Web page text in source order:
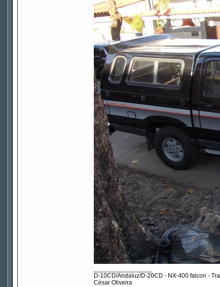
D-10CD/Andaluz/D-20CD - NX-400 falcon -
César Oliveira